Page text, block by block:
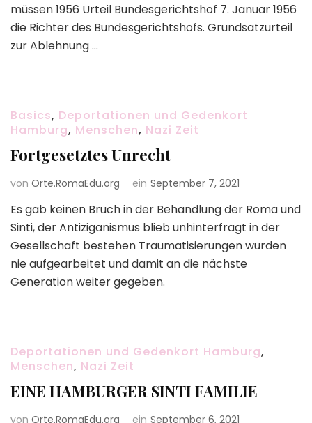
müssen 1956 Urteil Bundesgerichtshof 7. Januar 1956
die Richter des Bundesgerichtshofs. Grundsatzurteil
zur Ablehnung …
Basics, Deportationen und Gedenkort
Hamburg, Menschen, Nazi Zeit
Fortgesetztes Unrecht
von Orte.RomaEdu.org ein September 7, 2021
Es gab keinen Bruch in der Behandlung der Roma und
Sinti, der Antiziganismus blieb unhinterfragt in der
Gesellschaft bestehen Traumatisierungen wurden
nie aufgearbeitet und damit an die nächste
Generation weiter gegeben.
Deportationen und Gedenkort Hamburg,
Menschen, Nazi Zeit
EINE HAMBURGER SINTI FAMILIE
von Orte.RomaEdu.org ein September 6, 2021